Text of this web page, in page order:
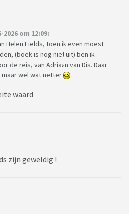
om 12:09:
Helen Fields, toen ik even moest
(boek is nog niet uit) ben ik
de reis, van Adriaan van Dis. Daar
wel wat netter
waard
zijn geweldig !